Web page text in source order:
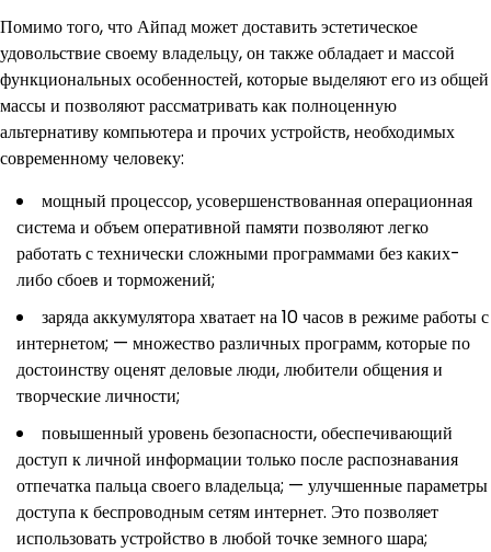
Помимо того, что Айпад может доставить эстетическое
удовольствие своему владельцу, он также обладает и массой
функциональных особенностей, которые выделяют его из общей
массы и позволяют рассматривать как полноценную
альтернативу компьютера и прочих устройств, необходимых
современному человеку:
мощный процессор, усовершенствованная операционная
система и объем оперативной памяти позволяют легко
работать с технически сложными программами без каких-
либо сбоев и торможений;
заряда аккумулятора хватает на 10 часов в режиме работы с
интернетом; — множество различных программ, которые по
достоинству оценят деловые люди, любители общения и
творческие личности;
повышенный уровень безопасности, обеспечивающий
доступ к личной информации только после распознавания
отпечатка пальца своего владельца; — улучшенные параметры
доступа к беспроводным сетям интернет. Это позволяет
использовать устройство в любой точке земного шара;